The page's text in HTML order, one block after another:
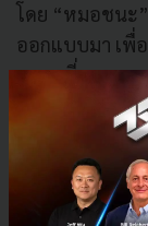
โดย “หมอชนะ
ออกแบบมา เพื่
ความเสี่ยงของ
ใกล้ชิดในช่วงเ
Bluetooth มา
ว่าผู้ใช้ได้เคย
ความเสี่ยงแล